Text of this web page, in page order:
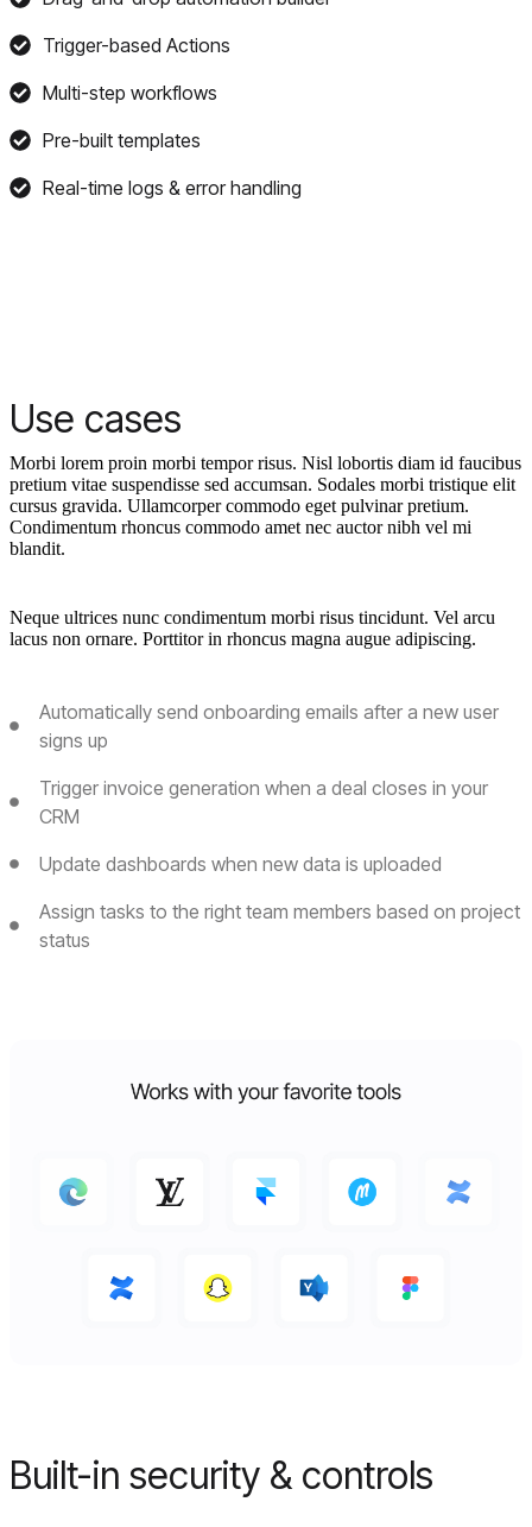
Trigger-based Actions
Multi-step workflows
Pre-built templates
Real-time logs & error handling
Use cases
Morbi lorem proin morbi tempor risus. Nisl lobortis diam id faucibus
pretium vitae suspendisse sed accumsan. Sodales morbi tristique elit
cursus gravida. Ullamcorper commodo eget pulvinar pretium.
Condimentum rhoncus commodo amet nec auctor nibh vel mi
blandit.
Neque ultrices nunc condimentum morbi risus tincidunt. Vel arcu
lacus non ornare. Porttitor in rhoncus magna augue adipiscing.
Automatically send onboarding emails after a new user
signs up
Trigger invoice generation when a deal closes in your
CRM
Update dashboards when new data is uploaded
Assign tasks to the right team members based on project
status
Built-in security & controls